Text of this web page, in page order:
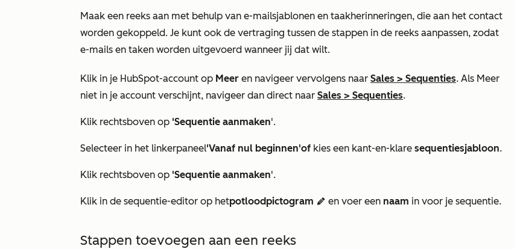
Maak een reeks aan met behulp van e-mailsjablonen en taakherinneringen, die aan het contact
worden gekoppeld. Je kunt ook de vertraging tussen de stappen in de reeks aanpassen, zodat
e-mails en taken worden uitgevoerd wanneer jij dat wilt.
Klik in je HubSpot-account op Meer en navigeer vervolgens naar Sales > Sequenties. Als Meer
niet in je account verschijnt, navigeer dan direct naar Sales > Sequenties.
Klik rechtsboven op 'Sequentie aanmaken'.
Selecteer in het linkerpaneel'Vanaf nul beginnen'of kies een kant-en-klare sequentiesjabloon.
Klik rechtsboven op 'Sequentie aanmaken'.
Klik in de sequentie-editor op hetpotloodpictogram edit en voer een naam in voor je sequentie.
Stappen toevoegen aan een reeks